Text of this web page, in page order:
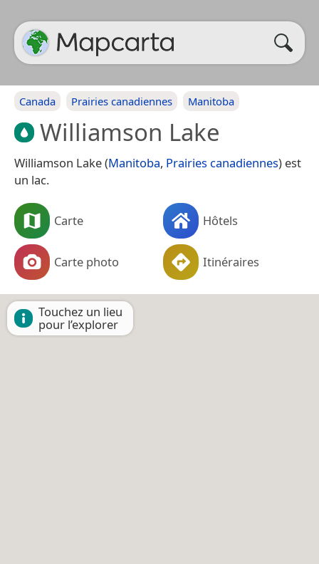
Canada Prairies canadiennes Manitoba
Williamson Lake
Williamson Lake (Manitoba, Prairies canadiennes) est
un lac.
Carte Hôtels
Carte photo Itinéraires
Touchez un lieu
pour l’explorer